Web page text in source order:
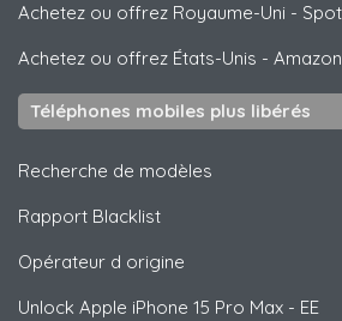
Achetez ou offrez Royaume-Uni -
Achetez ou offrez États-Unis - Amazon
Téléphones mobiles plus libérés
Recherche de modèles
Rapport Blacklist
Opérateur d origine
Unlock Apple iPhone 15 Pro Max - EE